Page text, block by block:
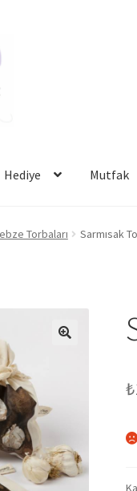
Hediye Mutfak
Torbaları Sarmısak
₺